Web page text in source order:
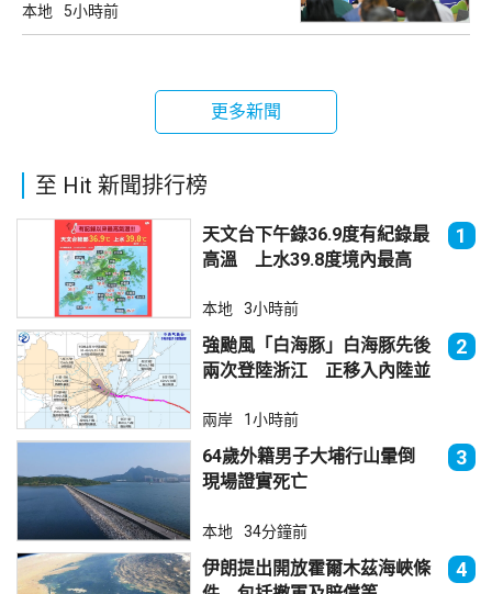
本地 5小時前
更多新聞
至 Hit 新聞排行榜
天文台下午錄36.9度有紀錄最
高溫 上水39.8度境內最高
1
本地 3小時前
強颱風「白海豚」白海豚先後
兩次登陸浙江 正移入內陸並
2
兩岸 1小時前
64歲外籍男子大埔行山暈倒
現場證實死亡
3
本地 34分鐘前
伊朗提出開放霍爾木茲海峽條
4